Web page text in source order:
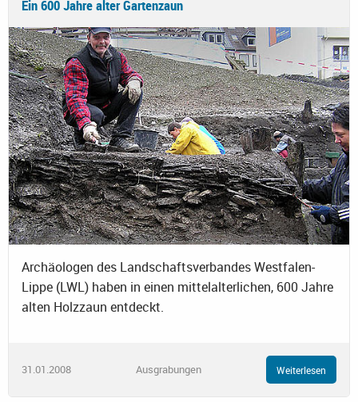
Ein 600 Jahre alter Gartenzaun
Archäologen des Landschaftsverbandes Westfalen-
Lippe (LWL) haben in einen mittelalterlichen, 600 Jahre
alten Holzzaun entdeckt.
31.01.2008 Ausgrabungen Weiterlesen